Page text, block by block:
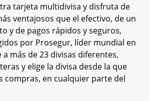
tarjeta multidivisa y disfruta de
ventajosos que el efectivo, de un
y de pagos rápidos y seguros,
por Prosegur, líder mundial en
a más de 23 divisas diferentes,
y elige la divisa desde la que
compras, en cualquier parte del